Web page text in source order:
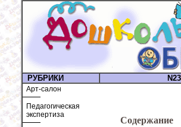
РУБРИКИ
Арт-салон
Педагогическая
экспертиза
Содержание